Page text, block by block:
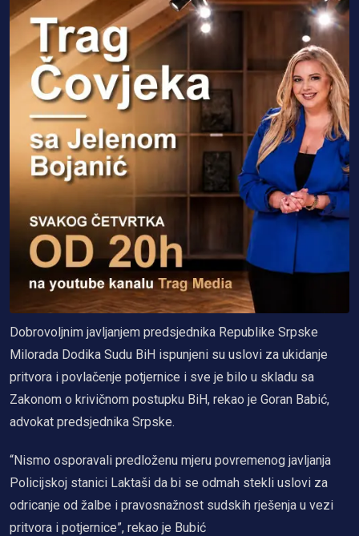
Dobrovoljnim javljanjem predsjednika Republike Srpske
Milorada Dodika Sudu BiH ispunjeni su uslovi za ukidanje
pritvora i povlačenje potjernice i sve je bilo u skladu sa
Zakonom o krivičnom postupku BiH, rekao je Goran Babić,
advokat predsjednika Srpske.
“Nismo osporavali predloženu mjeru povremenog javljanja
Policijskoj stanici Laktaši da bi se odmah stekli uslovi za
odricanje od žalbe i pravosnažnost sudskih rješenja u vezi
pritvora i potjernice”, rekao je Bubić